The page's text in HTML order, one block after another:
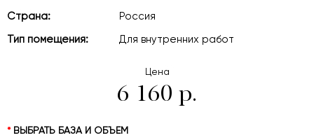
Страна:
Россия
Тип помещения:
Для внутренних работ
Цена
6 160 р.
ВЫБРАТЬ БАЗА И ОБЪЕМ